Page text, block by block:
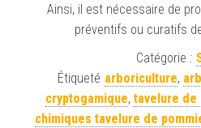
Ainsi, il est nécessaire de
préventifs ou curatifs
Catégorie :
Étiqueté arboriculture,
cryptogamique, tavelure de
chimiques tavelure de